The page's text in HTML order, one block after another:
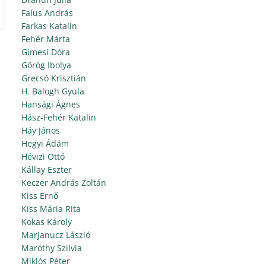
Falus András
Farkas Katalin
Fehér Márta
Gimesi Dóra
Görög Ibolya
Grecsó Krisztián
H. Balogh Gyula
Hansági Ágnes
Hász-Fehér Katalin
Háy János
Hegyi Ádám
Hévizi Ottó
Kállay Eszter
Keczer András Zoltán
Kiss Ernő
Kiss Mária Rita
Kokas Károly
Marjanucz László
Maróthy Szilvia
Miklós Péter